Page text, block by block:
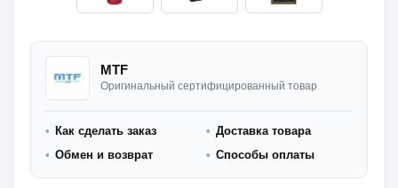
MTF
Оригинальный сертифицированный товар
Как сделать заказ
Доставка товара
Обмен и возврат
Способы оплаты